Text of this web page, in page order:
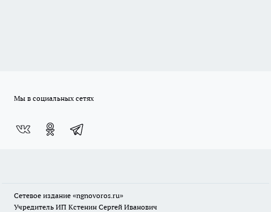
Мы в социальных сетях
Сетевое издание «ngnovoros.ru»
Учредитель ИП Кстенин Сергей Иванович